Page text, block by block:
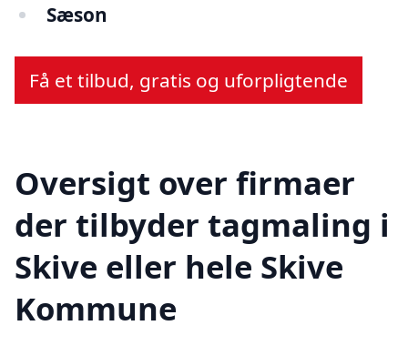
Sæson
Få et tilbud, gratis og uforpligtende
Oversigt over firmaer
der tilbyder tagmaling i
Skive eller hele Skive
Kommune